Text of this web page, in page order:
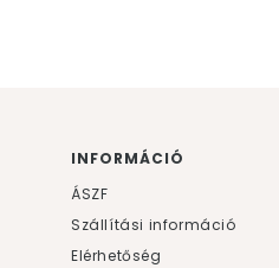
INFORMÁCIÓ
ÁSZF
Szállítási információ
Elérhetőség